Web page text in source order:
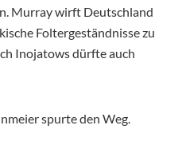
Murray wirft Deutschland
Foltergeständnisse zu
Inojatows dürfte auch
spurte den Weg.